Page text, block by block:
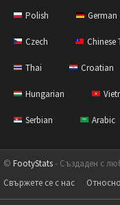
Polish German
Czech
Thai Croatian
Hungarian
Serbian Arabic
© FootyStats- Създаден с
Свържете се с нас
Относно